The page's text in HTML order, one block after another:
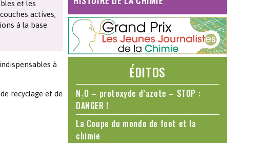
et les
actives,
à la base
à
recyclage et de
ÉDITOS
N₂O – protoxyde d’azote – STOP :
DANGER !
La Coupe du monde de foot et la
chimie